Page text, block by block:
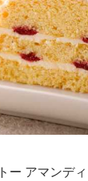
アマンディ